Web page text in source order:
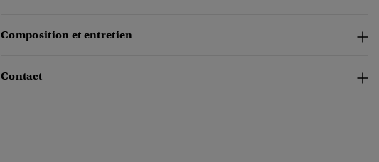
Composition et entretien
Contact